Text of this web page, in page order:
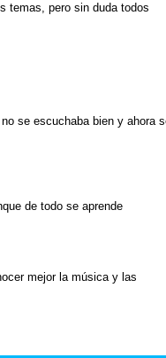
temas, pero sin duda todos
se escuchaba bien y ahora
de todo se aprende
mejor la música y las